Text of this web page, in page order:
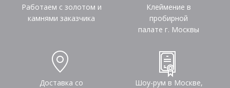
Работаем с золотом и
камнями заказчика
Клеймение в
пробирной
палате г. Москвы
Доставка со
Шоу-рум в Москве,